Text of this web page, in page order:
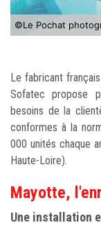
©Le Pochat
Le fabricant
Sofatec propose
besoins de la
conformes à la
000 unités chaque
Haute-Loire).
Mayotte,
Une installation